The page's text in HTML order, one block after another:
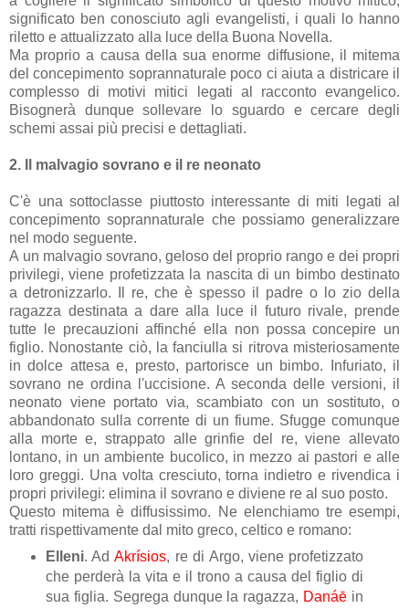
significato ben conosciuto agli evangelisti, i quali lo hanno
riletto e attualizzato alla luce della Buona Novella.
Ma proprio a causa della sua enorme diffusione, il mitema
del concepimento soprannaturale poco ci aiuta a districare il
complesso di motivi mitici legati al racconto evangelico.
Bisognerà dunque sollevare lo sguardo e cercare degli
schemi assai più precisi e dettagliati.
2. Il malvagio sovrano e il re neonato
C'è una sottoclasse piuttosto interessante di miti legati al
concepimento soprannaturale che possiamo generalizzare
nel modo seguente.
A un malvagio sovrano, geloso del proprio rango e dei propri
privilegi, viene profetizzata la nascita di un bimbo destinato
a detronizzarlo. Il re, che è spesso il padre o lo zio della
ragazza destinata a dare alla luce il futuro rivale, prende
tutte le precauzioni affinché ella non possa concepire un
figlio. Nonostante ciò, la fanciulla si ritrova misteriosamente
in dolce attesa e, presto, partorisce un bimbo. Infuriato, il
sovrano ne ordina l'uccisione. A seconda delle versioni, il
neonato viene portato via, scambiato con un sostituto, o
abbandonato sulla corrente di un fiume. Sfugge comunque
alla morte e, strappato alle grinfie del re, viene allevato
lontano, in un ambiente bucolico, in mezzo ai pastori e alle
loro greggi. Una volta cresciuto, torna indietro e rivendica i
propri privilegi: elimina il sovrano e diviene re al suo posto.
Questo mitema è diffusissimo. Ne elenchiamo tre esempi,
tratti rispettivamente dal mito greco, celtico e romano:
Elleni. AdAkrísios, re di Argo, viene profetizzato
che perderà la vita e il trono a causa del figlio di
sua figlia. Segrega dunque la ragazza, Danáē in